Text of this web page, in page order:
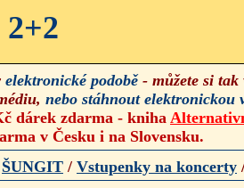
elektronické podobě- můžete si tak
nebo stáhnout elektronickou
dárek zdarma - kniha
v Česku i na Slovensku.
ŠUNGIT / Vstupenky na koncerty